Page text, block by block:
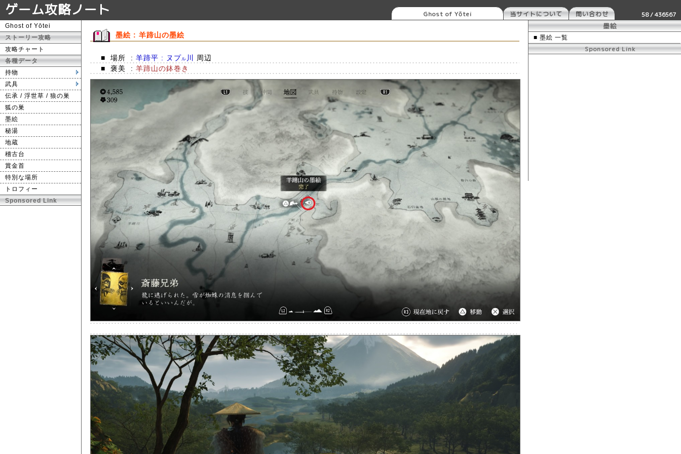
ゲーム攻略ノート 58 / 436567
Ghost of Yōtei 当サイトについて 問い合わせ
Ghost of Yōtei
ストーリー攻略
攻略チャート
各種データ
持物
武具
伝承 / 浮世草 / 狼の巣
狐の巣
墨絵
秘湯
地蔵
稽古台
賞金首
特別な場所
トロフィー
Sponsored Link
墨絵 : 羊蹄山の墨絵
■ 場所 : 羊蹄平 : ヌプル 川
周辺
■
褒美 : 羊蹄山の鉢巻き
墨絵
■ 墨絵 一覧
Sponsored Link